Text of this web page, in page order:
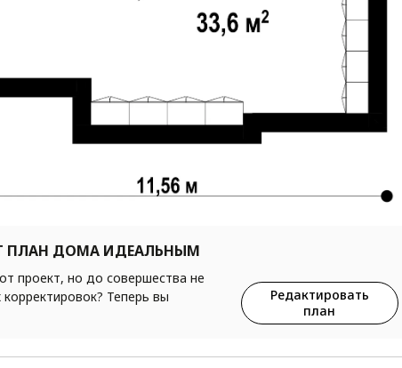
ПЛАН ДОМА ИДЕАЛЬНЫМ
проект, но до совершества не
Теперь вы
Редактировать
план